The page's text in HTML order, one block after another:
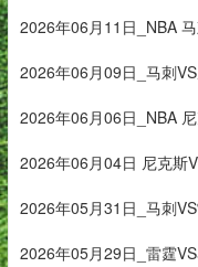
2026年06月11日_NBA
2026年06月09日_马刺
2026年06月06日_NBA
2026年06月04日 尼克斯
2026年05月31日_马刺
2026年05月29日_雷霆